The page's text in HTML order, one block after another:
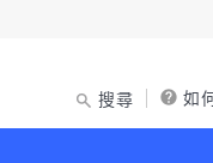
搜尋 如